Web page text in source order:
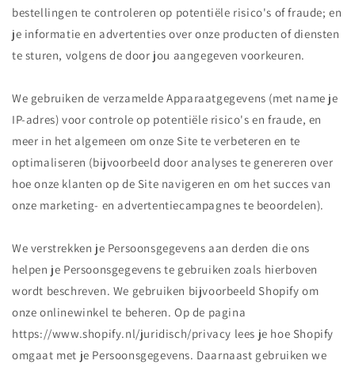
bestellingen te controleren op potentiële risico's of fraude; en
je informatie en advertenties over onze producten of diensten
te sturen, volgens de door jou aangegeven voorkeuren.
We gebruiken de verzamelde Apparaatgegevens (met name je
IP-adres) voor controle op potentiële risico's en fraude, en
meer in het algemeen om onze Site te verbeteren en te
optimaliseren (bijvoorbeeld door analyses te genereren over
hoe onze klanten op de Site navigeren en om het succes van
onze marketing- en advertentiecampagnes te beoordelen).
We verstrekken je Persoonsgegevens aan derden die ons
helpen je Persoonsgegevens te gebruiken zoals hierboven
wordt beschreven. We gebruiken bijvoorbeeld Shopify om
onze onlinewinkel te beheren. Op de pagina
https://www.shopify.nl/juridisch/privacy lees je hoe Shopify
omgaat met je Persoonsgegevens. Daarnaast gebruiken we